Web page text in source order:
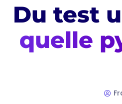
Du test
quelle